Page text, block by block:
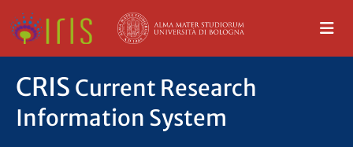
CRIS Current Research
Information System